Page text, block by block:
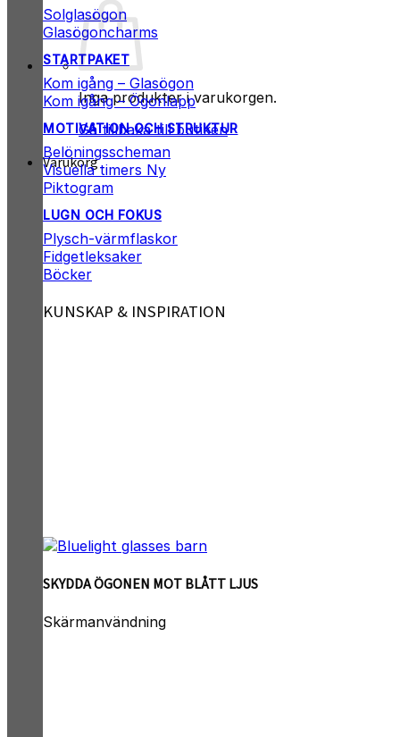
Inga produkter i varukorgen.
Gå tillbaka till butiken
Varukorg
Solglasögon
Glasögoncharms
STARTPAKET
Kom igång – Glasögon
Kom igång – Ögonlapp
MOTIVATION OCH STRUKTUR
Belöningsscheman
Visuella timers
Piktogram
LUGN OCH FOKUS
Plysch-värmflaskor
Fidgetleksaker
Böcker
KUNSKAP & INSPIRATION
SKYDDA ÖGONEN MOT BLÅTT LJUS
Skärmanvändning